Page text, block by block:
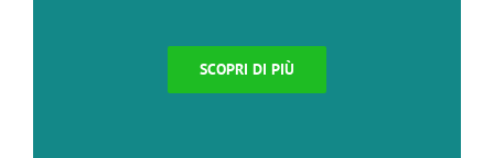
SCOPRI DI PIÙ